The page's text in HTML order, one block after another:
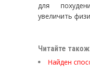
для
увеличить
Читайте
Найден